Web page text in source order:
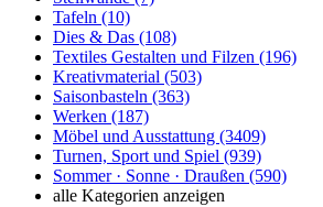
Tafeln (10)
Dies & Das (108)
Textiles Gestalten und Filzen (196)
Kreativmaterial (503)
Saisonbasteln (363)
Werken (187)
Möbel und Ausstattung (3409)
Turnen, Sport und Spiel (939)
Sommer · Sonne · Draußen (590)
alle Kategorien anzeigen